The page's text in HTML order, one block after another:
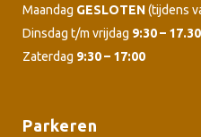
Maandag GESLOTEN(tijdens
Dinsdag t/m vrijdag 9:30 – 17.30
Zaterdag 9:30 – 17:00
Parkeren